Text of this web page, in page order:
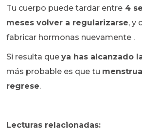
Tu cuerpo puede tardar entre 4
meses volver a regularizarse, y
fabricar hormonas nuevamente .
Si resulta queya has alcanzado
más probable es que tu
regrese.
Lecturas relacionadas: